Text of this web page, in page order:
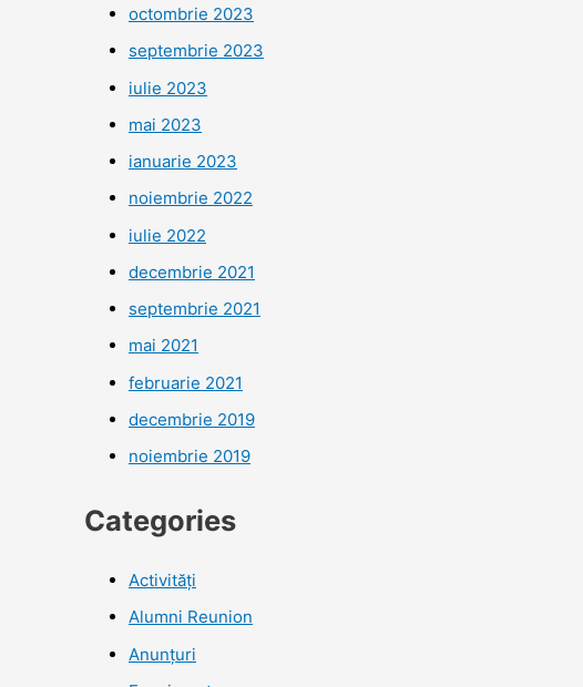
octombrie 2023
septembrie 2023
iulie 2023
mai 2023
ianuarie 2023
noiembrie 2022
iulie 2022
decembrie 2021
septembrie 2021
mai 2021
februarie 2021
decembrie 2019
noiembrie 2019
Categories
Activități
Alumni Reunion
Anunțuri